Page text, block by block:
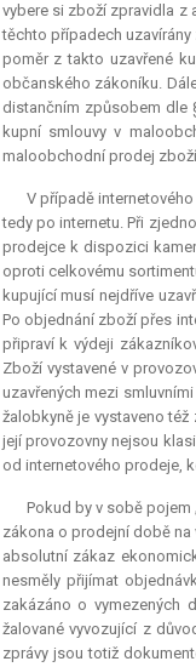
vybere si zboží zpravidla z
těchto případech
poměr z takto uzavřené
občanského zákoníku.
distančním způsobem dle
kupní smlouvy v
maloobchodní prodej
V případě
tedy po internetu. Při
prodejce k dispozici
oproti celkovému
kupující musí nejdříve
Po objednání zboží přes
připraví k výdeji
Zboží vystavené v
uzavřených mezi
žalobkyně je vystaveno
její provozovny nejsou
od internetového prodeje,
Pokud by v sobě
zákona o prodejní době
absolutní zákaz
nesměly přijímat
zakázáno o vymezených
žalované vyvozující z
zprávy jsou totiž